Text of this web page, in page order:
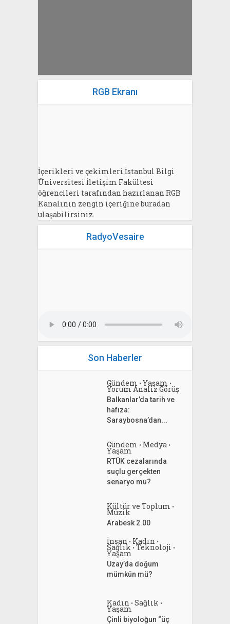
RGB Ekranı
İçerikleri ve çekimleri İstanbul Bilgi
Üniversitesi İletişim Fakültesi
öğrencileri tarafından hazırlanan RGB
Kanalının zengin içeriğine buradan
ulaşabilirsiniz.
RadyoVesaire
Son Haberler
Gündem • Yaşam •
Yorum Analiz Görüş
Balkanlar’da tarih ve
hafıza:
Saraybosna’dan...
Gündem • Medya •
Yaşam
RTÜK cezalarında
suçlu gerçekten
senaryo mu?
Kültür ve Toplum •
Müzik
Arabesk 2.00
İnsan • Kadın •
Sağlık • Teknoloji •
Yaşam
Uzay’da doğum
mümkün mü?
Kadın • Sağlık •
Yaşam
Çinli biyoloğun “üç